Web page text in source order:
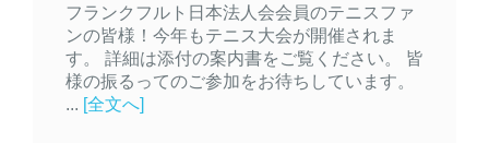
フランクフルト日本法人会会員のテニスファ
ンの皆様！今年もテニス大会が開催されま
す。 詳細は添付の案内書をご覧ください。 皆
様の振るってのご参加をお待ちしています。
... [全文へ]